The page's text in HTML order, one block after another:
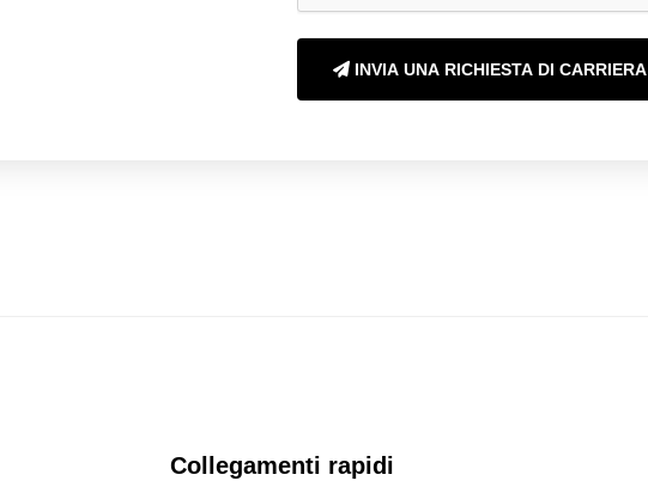
INVIA UNA RICHIESTA DI CARRIERA
Collegamenti rapidi